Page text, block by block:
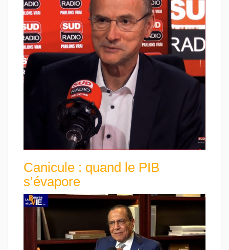
Canicule : quand le PIB
s’évapore